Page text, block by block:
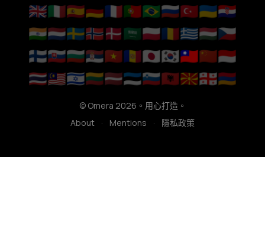
🇬🇧🇮🇹🇪🇸🇩🇪🇫🇷🇵🇹🇧🇷🇷🇺🇹🇷🇺🇦🇭🇷
🇮🇳🇳🇱🇸🇪🇳🇴🇩🇰🇸🇦🇵🇱🇷🇴🇬🇷🇭🇺🇨🇿
🇫🇮🇸🇰🇧🇬🇷🇸🇻🇳🇦🇩🇯🇵🇰🇷🇹🇼🇨🇳🇮🇩
🇹🇭🇲🇾🇮🇱🇱🇹🇱🇻🇪🇪🇸🇮🇦🇱🇲🇰🇬🇪🇦🇲
© Omera 2026。用心打造。
About
· Mentions · 隱私政策